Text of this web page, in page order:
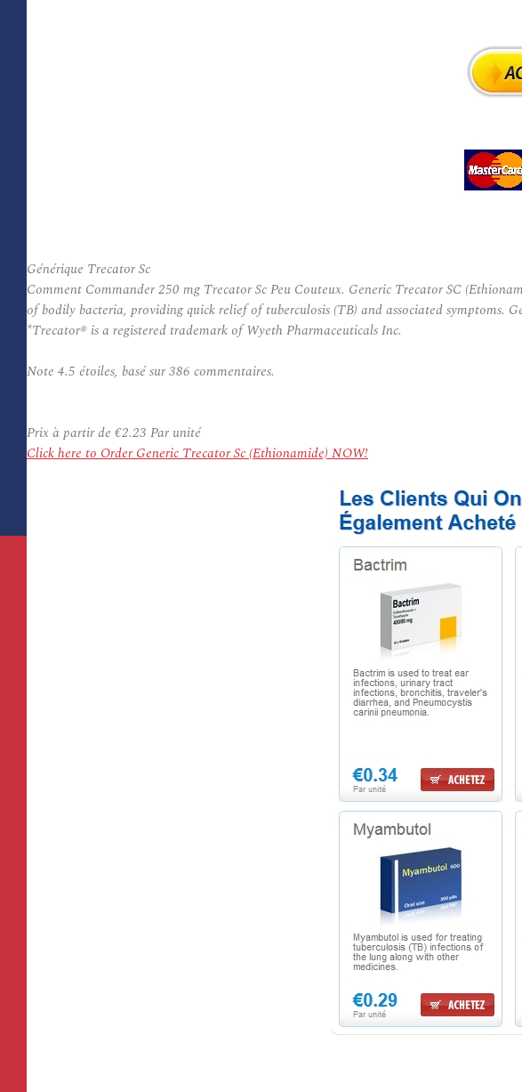
Générique Trecator Sc
Comment Commander 250 mg Trecator Sc Peu Couteux. Generic Trecator SC
of bodily bacteria, providing quick relief of tuberculosis (TB) and associated symptoms.
*Trecator® is a registered trademark of Wyeth Pharmaceuticals Inc.
Note 4.5 étoiles, basé sur386 commentaires.
Prix à partir de €2.23 Par unité
Click here to Order Generic Trecator Sc (Ethionamide) NOW!